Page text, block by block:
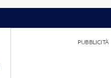
PUBBLICITÀ